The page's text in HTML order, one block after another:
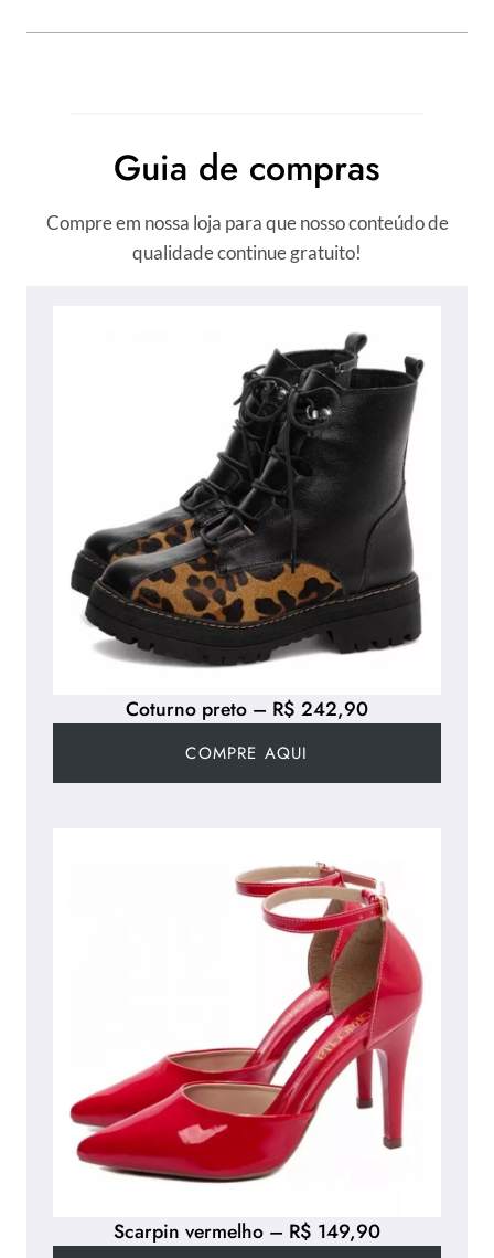
Guia de compras
Compre em nossa loja para que nosso conteúdo de
qualidade continue gratuito!
Coturno preto – R$ 242,90
COMPRE AQUI
Scarpin vermelho – R$ 149,90